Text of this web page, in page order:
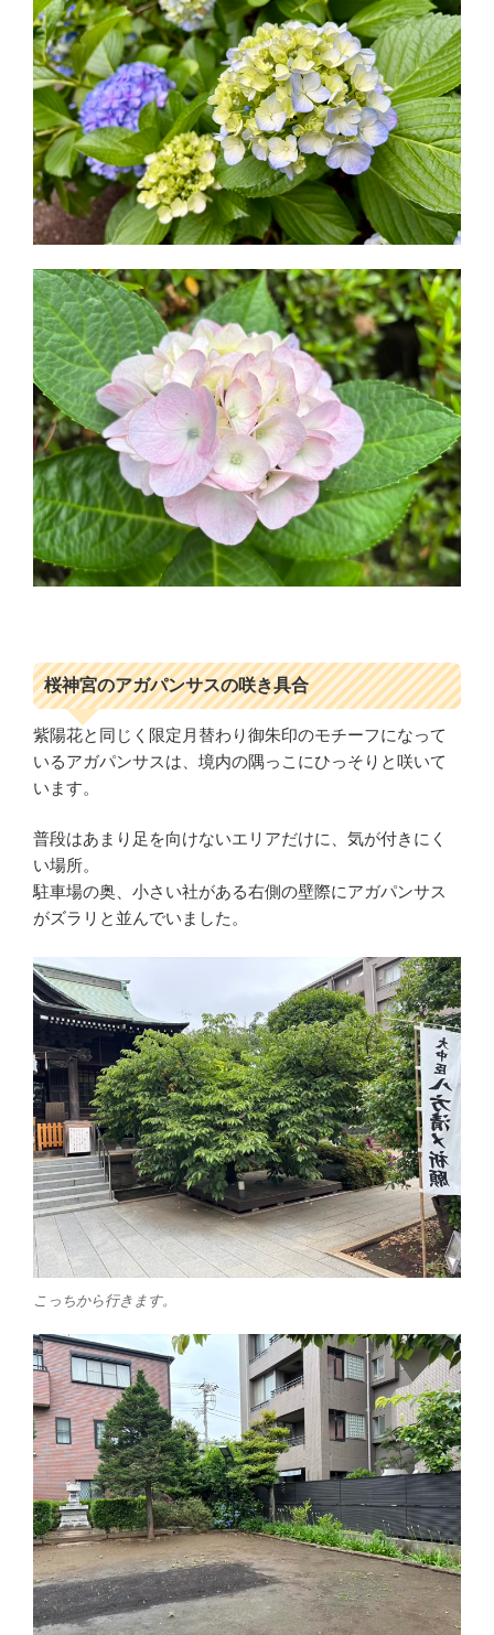
桜神宮のアガパンサスの咲き具合
紫陽花と同じく限定月替わり御朱印のモチーフになって
いるアガパンサスは、境内の隅っこにひっそりと咲いて
います。
普段はあまり足を向けないエリアだけに、気が付きにく
い場所。
駐車場の奥、小さい社がある右側の壁際にアガパンサス
がズラリと並んでいました。
こっちから行きます。